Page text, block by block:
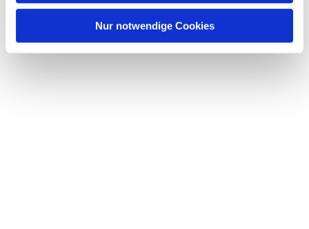
Nur notwendige Cookies